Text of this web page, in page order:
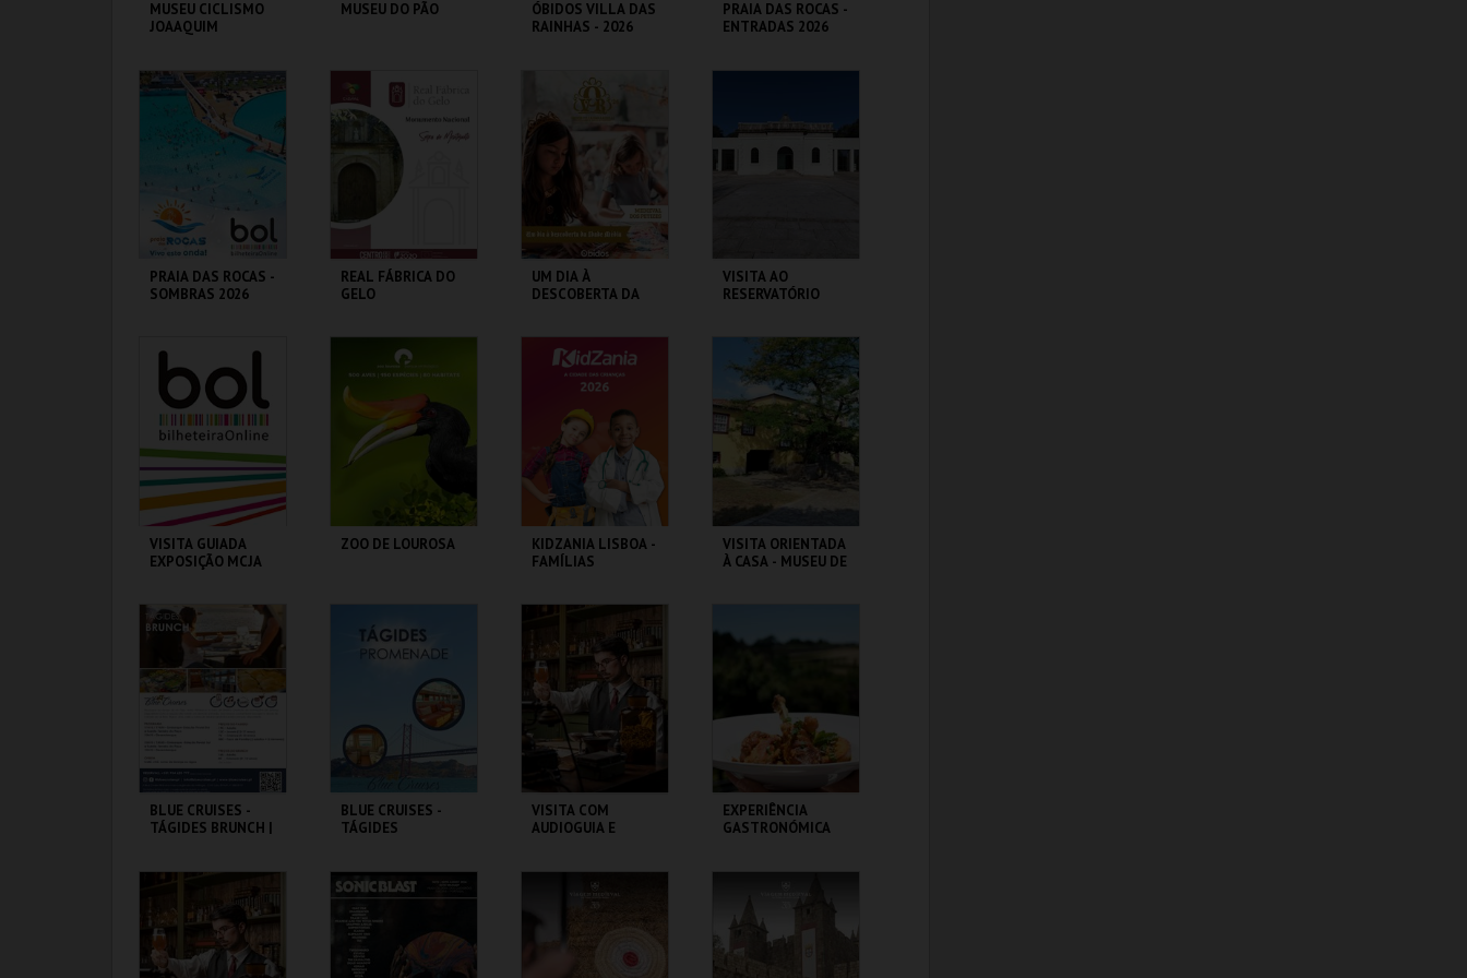
MUSEU CICLISMO
JOAAQUIM
P/ESCOLAS FORA
CONC.)
MUSEU DO CICLISMO
MAIS INFO
MUSEU DO PÃO
MUSEU DO PÃO
MAIS INFO
COMPRAR
ÓBIDOS VILLA DAS
RAINHAS - 2026
CERCA CASTELO DE
ÓBIDOS
MAIS INFO
COMPRAR
PRAIA DAS ROCAS -
ENTRADAS 2026
MAIS INFO
PRAIA DAS ROCAS -
SOMBRAS 2026
PRAIA DAS ROCAS
MAIS INFO
COMPRAR
REAL FÁBRICA DO
GELO
REAL FÁBRICA DO
MAIS INFO
UM DIA À
DESCOBERTA DA
CERCA CASTELO DE
ÓBIDOS
MAIS INFO
COMPRAR
VISITA AO
RESERVATÓRIO
RESERVATÓRIO
MAIS INFO
COMPRAR
VISITA GUIADA
EXPOSIÇÃO MCJA
MUSEU DO CICLISMO
MAIS INFO
ZOO DE LOUROSA
ORNITOLÓGICO
MAIS INFO
COMPRAR
KIDZANIA LISBOA -
FAMÍLIAS
MAIS INFO
COMPRAR
VISITA ORIENTADA
À CASA - MUSEU DE
MUSEU CAMILO
COMPRAR
BLUE CRUISES -
TÁGIDES BRUNCH |
MAIS INFO
BLUE CRUISES -
TÁGIDES
BLUE CRUISES
MAIS INFO
VISITA COM
AUDIOGUIA E
ARTESANAL
MUSEU DA CERVEJA
MAIS INFO
EXPERIÊNCIA
GASTRONÓMICA
MOURISCA
MAIS INFO